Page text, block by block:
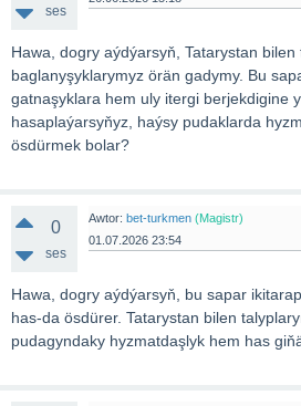
ses
Hawa, dogry aýdýarsyň, Tatarystan
baglanyşyklarymyz örän gadymy. Bu
gatnaşyklara hem uly itergi berjekdigine
hasaplaýarsyňyz, haýsy pudaklarda
ösdürmek bolar?
0
ses
Awtor: bet-turkmen (Magistr)
01.07.2026 23:54
Hawa, dogry aýdýarsyň, bu sapar
has-da ösdürer. Tatarystan bilen
pudagyndaky hyzmatdaşlyk hem has